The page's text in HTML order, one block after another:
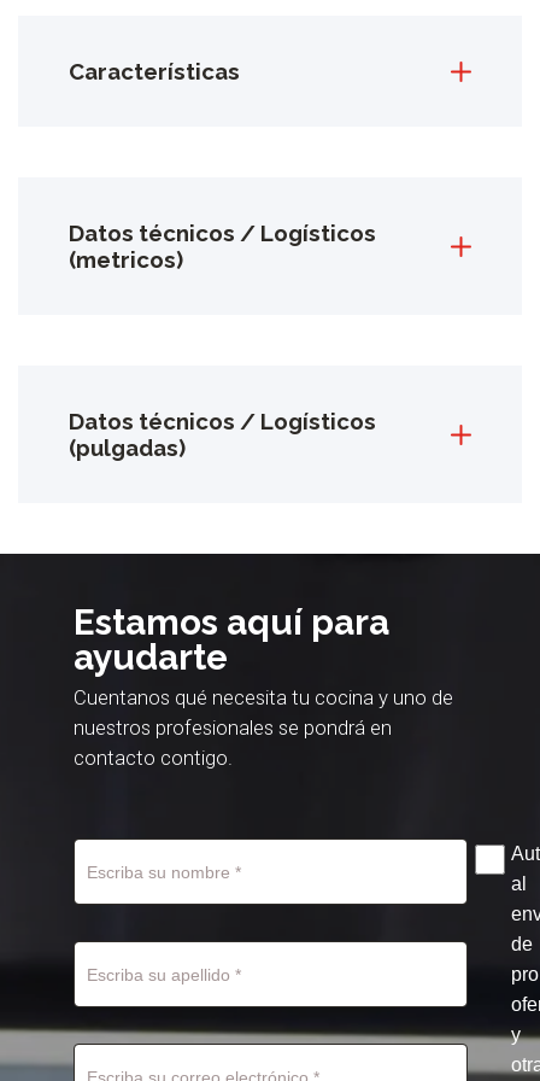
Características
Datos técnicos / Logísticos
(metricos)
Datos técnicos / Logísticos
(pulgadas)
Estamos aquí para
ayudarte
Cuentanos qué necesita tu cocina y uno de
nuestros profesionales se pondrá en
contacto contigo.
al
de
y